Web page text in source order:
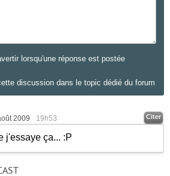
lorsqu'une réponse est postée
discussion dans le topic dédié du forum
2009 19h53 Citer
j'essaye ça... :P